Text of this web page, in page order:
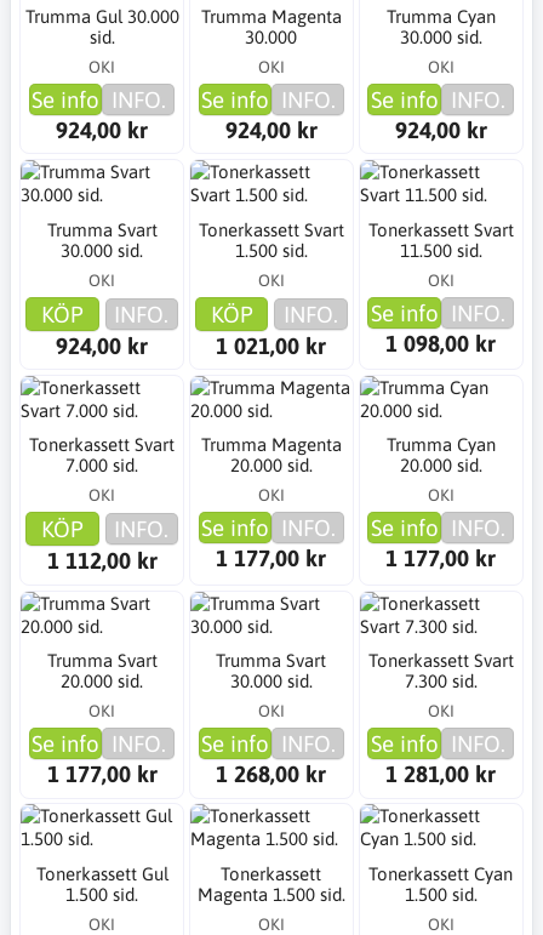
Trumma Gul 30.000
sid.
OKI
Se info INFO.
924,00 kr
Trumma Magenta
30.000
OKI
Se info INFO.
924,00 kr
Trumma Cyan
30.000 sid.
OKI
Se info INFO.
924,00 kr
Trumma Svart
30.000 sid.
OKI
KÖP
INFO.
924,00 kr
Tonerkassett Svart
1.500 sid.
OKI
KÖP
INFO.
1 021,00 kr
Tonerkassett Svart
11.500 sid.
OKI
Se info INFO.
1 098,00 kr
Tonerkassett Svart
7.000 sid.
OKI
KÖP
INFO.
1 112,00 kr
Trumma Magenta
20.000 sid.
OKI
Se info INFO.
1 177,00 kr
Trumma Cyan
20.000 sid.
OKI
Se info INFO.
1 177,00 kr
Trumma Svart
20.000 sid.
OKI
Se info INFO.
1 177,00 kr
Trumma Svart
30.000 sid.
OKI
Se info INFO.
1 268,00 kr
Tonerkassett Svart
7.300 sid.
OKI
Se info INFO.
1 281,00 kr
Tonerkassett Gul
1.500 sid.
OKI
Tonerkassett
Magenta 1.500 sid.
OKI
Tonerkassett Cyan
1.500 sid.
OKI